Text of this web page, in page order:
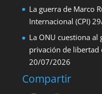
La guerra de Marco
Internacional (CPI)
La ONU cuestiona
privación de libertad
20/07/2026
Compartir